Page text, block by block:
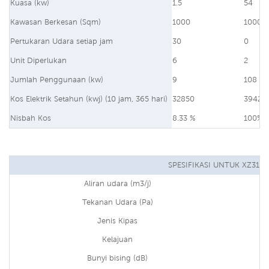
Kuasa (kw) 1.5 54
Kawasan Berkesan (Sqm) 1000 1000
Pertukaran Udara setiap jam 30 0
Unit Diperlukan 6 2
Jumlah Penggunaan (kw) 9 108
Kos Elektrik Setahun (kwj) (10 jam, 365 hari) 32850
Nisbah Kos 8.33 % 100%
SPESIFIKASI UNTUK XZ31-
Aliran udara (m3/j)
Tekanan Udara (Pa)
Jenis Kipas
Kelajuan
Bunyi bising (dB)